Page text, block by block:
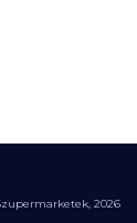
További
2026